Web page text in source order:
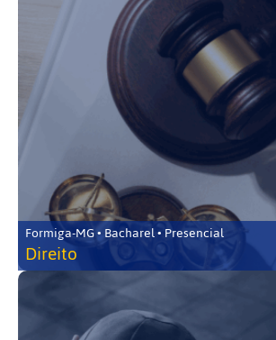
Formiga-MG • Bacharel • Presencial
Direito